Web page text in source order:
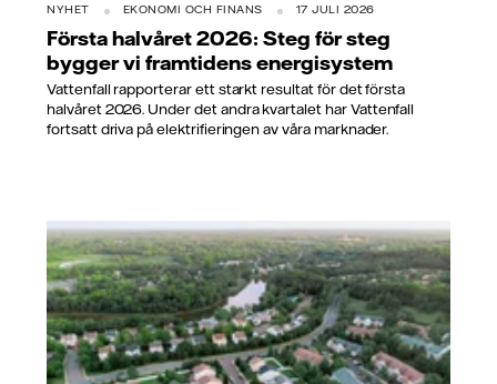
NYHET EKONOMI OCH FINANS 17 JULI 2026
Första halvåret 2026: Steg för steg
bygger vi framtidens energisystem
Vattenfall rapporterar ett starkt resultat för det första
halvåret 2026. Under det andra kvartalet har Vattenfall
fortsatt driva på elektrifieringen av våra marknader.